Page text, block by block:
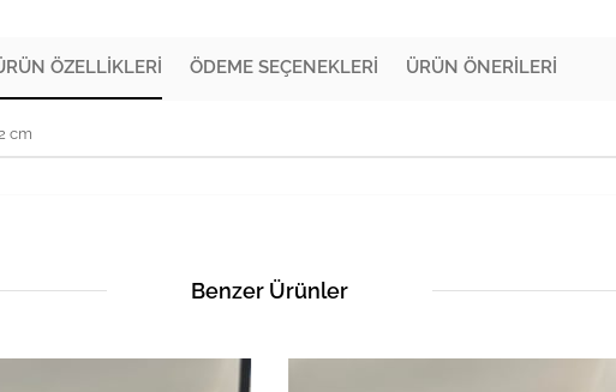
ÖZELLIKLERI ÖDEME SEÇENEKLERI ÜRÜN ÖNERILERI
cm
Benzer Ürünler